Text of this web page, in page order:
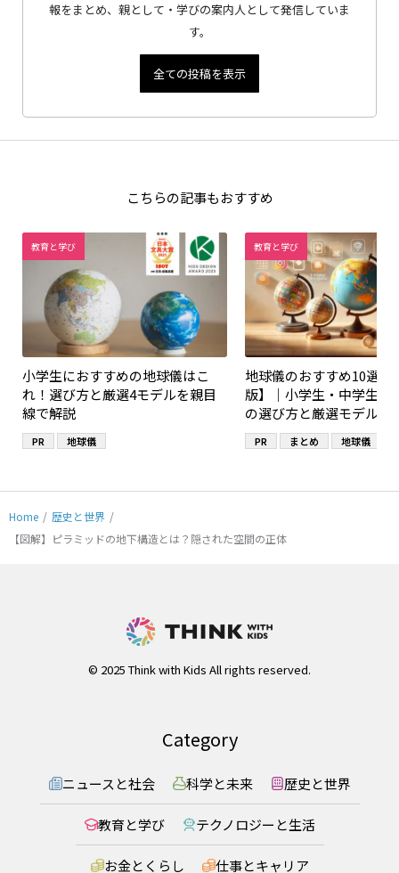
報をまとめ、親として・学びの案内人として発信していま
す。
全ての投稿を表示
こちらの記事もおすすめ
教育と学び
小学生におすすめの地球儀はこ
れ！選び方と厳選4モデルを親目
線で解説
PR 地球儀
教育と学び
地球儀のおすすめ10選【
版】｜小学生・中学生・
の選び方と厳選モデル
PR まとめ 地球儀
Home / 歴史と世界 /
【図解】ピラミッドの地下構造とは？隠された空間の正体
© 2025 Think with Kids All rights reserved.
Category
ニュースと社会 科学と未来 歴史と世界
教育と学び テクノロジーと生活
お金とくらし 仕事とキャリア